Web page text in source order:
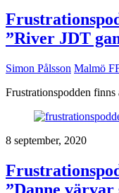
”River JDT
Simon Pålsson Malmö
Frustrationspodden
8 september, 2020
”Danne